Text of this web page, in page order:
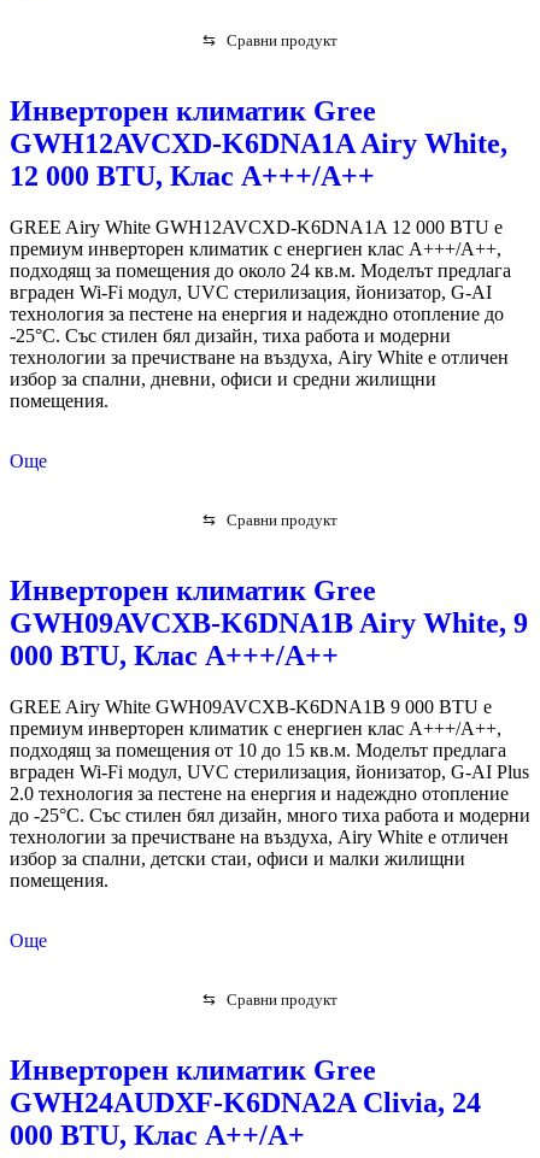
⇆ Сравни продукт
Инверторен климатик Gree
GWH12AVCXD-K6DNA1A Airy White,
12 000 BTU, Клас А+++/A++
GREE Airy White GWH12AVCXD-K6DNA1A 12 000 BTU е
премиум инверторен климатик с енергиен клас A+++/A++,
подходящ за помещения до около 24 кв.м. Моделът предлага
вграден Wi-Fi модул, UVC стерилизация, йонизатор, G-AI
технология за пестене на енергия и надеждно отопление до
-25°C. Със стилен бял дизайн, тиха работа и модерни
технологии за пречистване на въздуха, Airy White е отличен
избор за спални, дневни, офиси и средни жилищни
помещения.
Още
⇆ Сравни продукт
Инверторен климатик Gree
GWH09AVCXB-K6DNA1B Airy White, 9
000 BTU, Клас А+++/A++
GREE Airy White GWH09AVCXB-K6DNA1B 9 000 BTU е
премиум инверторен климатик с енергиен клас A+++/A++,
подходящ за помещения от 10 до 15 кв.м. Моделът предлага
вграден Wi-Fi модул, UVC стерилизация, йонизатор, G-AI Plus
2.0 технология за пестене на енергия и надеждно отопление
до -25°C. Със стилен бял дизайн, много тиха работа и модерни
технологии за пречистване на въздуха, Airy White е отличен
избор за спални, детски стаи, офиси и малки жилищни
помещения.
Още
⇆ Сравни продукт
Инверторен климатик Gree
GWH24AUDXF-K6DNA2A Clivia, 24
000 BTU, Клас А++/A+